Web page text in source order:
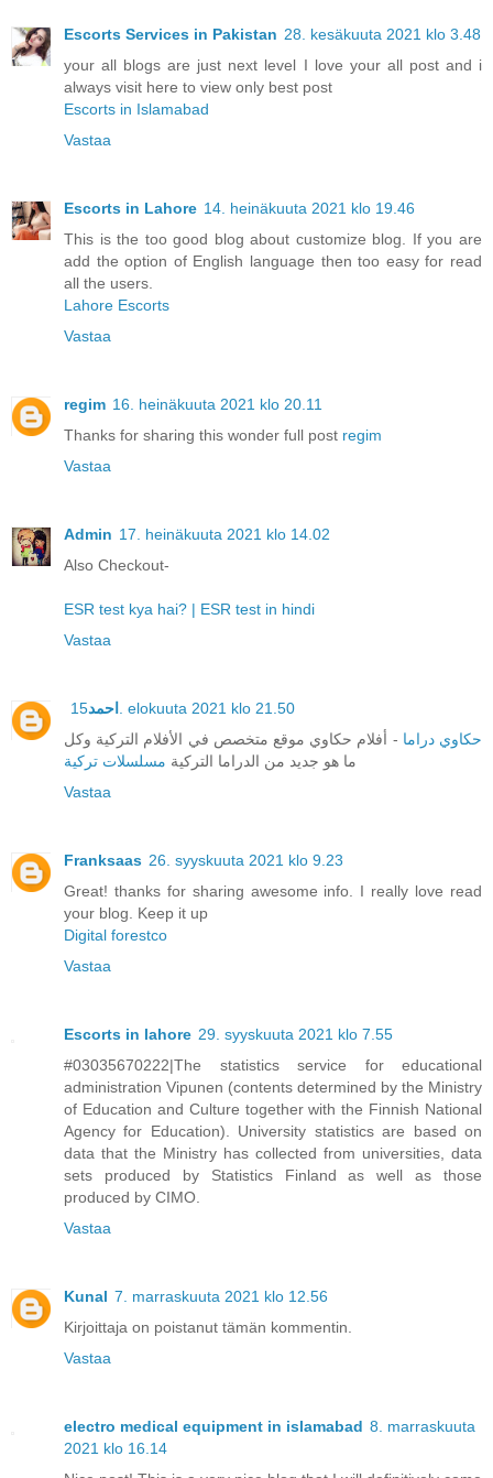
Escorts Services in Pakistan 28. kesäkuuta 2021 klo 3.48
your all blogs are just next level I love your all post and i
always visit here to view only best post
Escorts in Islamabad
Vastaa
Escorts in Lahore 14. heinäkuuta 2021 klo 19.46
This is the too good blog about customize blog. If you are
add the option of English language then too easy for read
all the users.
Lahore Escorts
Vastaa
regim 16. heinäkuuta 2021 klo 20.11
Thanks for sharing this wonder full post regim
Vastaa
Admin 17. heinäkuuta 2021 klo 14.02
Also Checkout-
ESR test kya hai? | ESR test in hindi
Vastaa
احمد
15. elokuuta 2021 klo 21.50
حكاوي دراما - أفلام حكاوي موقع متخصص في الأفلام التركية وكل
ما هو جديد من الدراما التركية مسلسلات تركية
Vastaa
Franksaas 26. syyskuuta 2021 klo 9.23
Great! thanks for sharing awesome info. I really love read
your blog. Keep it up
Digital forestco
Vastaa
Escorts in lahore 29. syyskuuta 2021 klo 7.55
#03035670222|The statistics service for educational
administration Vipunen (contents determined by the Ministry
of Education and Culture together with the Finnish National
Agency for Education). University statistics are based on
data that the Ministry has collected from universities, data
sets produced by Statistics Finland as well as those
produced by CIMO.
Vastaa
Kunal 7. marraskuuta 2021 klo 12.56
Kirjoittaja on poistanut tämän kommentin.
Vastaa
electro medical equipment in islamabad 8. marraskuuta
2021 klo 16.14